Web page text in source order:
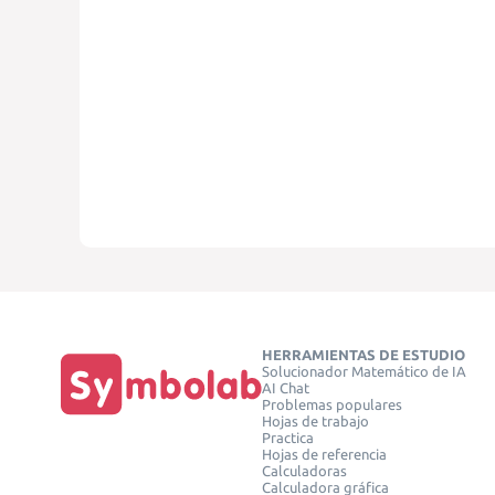
HERRAMIENTAS DE ESTUDIO
Solucionador Matemático de IA
AI Chat
Problemas populares
Hojas de trabajo
Practica
Hojas de referencia
Calculadoras
Calculadora gráfica